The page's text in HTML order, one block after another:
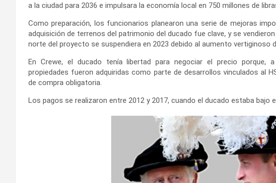
a la ciudad para 2036 e impulsara la economía local en 750 millones de
Como preparación, los funcionarios planearon una serie de mejoras
adquisición de terrenos del patrimonio del ducado fue clave, y se
norte del proyecto se suspendiera en 2023 debido al aumento vertiginoso
En Crewe, el ducado tenía libertad para negociar el precio porque,
propiedades fueron adquiridas como parte de desarrollos vinculados al
de compra obligatoria.
Los pagos se realizaron entre 2012 y 2017, cuando el ducado estaba bajo